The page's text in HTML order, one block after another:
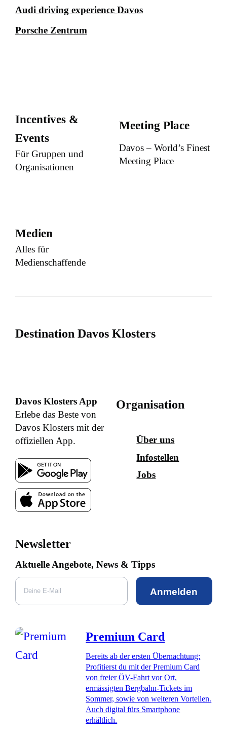
Audi driving experience Davos
Porsche Zentrum
Incentives &
Events
Für Gruppen und
Organisationen
Meeting Place
Davos – World’s Finest
Meeting Place
Medien
Alles für
Medienschaffende
Destination Davos Klosters
Davos Klosters App
Erlebe das Beste von
Davos Klosters mit der
offiziellen App.
Organisation
Über uns
Infostellen
Jobs
Newsletter
Aktuelle Angebote, News & Tipps
Anmelden
Premium Card
Bereits ab der ersten Übernachtung:
Profitierst du mit der Premium Card
von freier ÖV-Fahrt vor Ort,
ermässigten Bergbahn-Tickets im
Sommer, sowie von weiteren Vorteilen.
Auch digital fürs Smartphone
erhältlich.